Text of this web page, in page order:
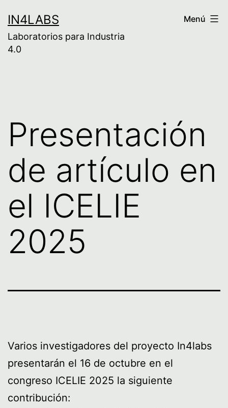
contenido
IN4LABS
Laboratorios para Industria
4.0
Menú
Presentación
de artículo en
el ICELIE
2025
Varios investigadores del proyecto In4labs
presentarán el 16 de octubre en el
congreso ICELIE 2025 la siguiente
contribución: